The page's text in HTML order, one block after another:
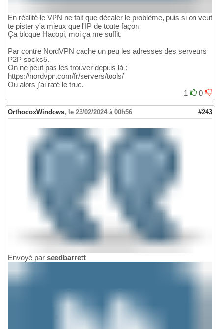
En réalité le VPN ne fait que décaler le problème, puis si on veut
te pister y'a mieux que l'IP de toute façon
Ça bloque Hadopi, moi ça me suffit.
Par contre NordVPN cache un peu les adresses des serveurs
P2P socks5.
On ne peut pas les trouver depuis là :
https://nordvpn.com/fr/servers/tools/
Ou alors j'ai raté le truc.
1
0
OrthodoxWindows, le 23/02/2024 à 00h56 #243
Envoyé par seedbarrett